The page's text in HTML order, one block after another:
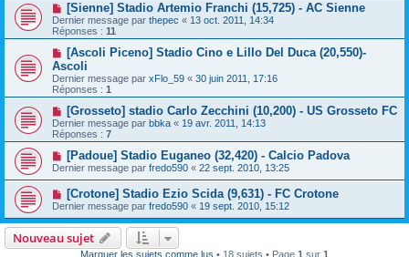
[Sienne] Stadio Artemio Franchi (15,725) - AC Sienne
Dernier message par thepec « 13 oct. 2011, 14:34
Réponses : 11
[Ascoli Piceno] Stadio Cino e Lillo Del Duca (20,550)-
Ascoli
Dernier message par xFlo_59 « 30 juin 2011, 17:16
Réponses : 1
[Grosseto] stadio Carlo Zecchini (10,200) - US Grosseto FC
Dernier message par bbka « 19 avr. 2011, 14:13
Réponses : 7
[Padoue] Stadio Euganeo (32,420) - Calcio Padova
Dernier message par fredo590 « 22 sept. 2010, 13:25
[Crotone] Stadio Ezio Scida (9,631) - FC Crotone
Dernier message par fredo590 « 19 sept. 2010, 15:12
Nouveau sujet
Marquer les sujets comme lus • 18 sujets • Page 1 sur 1